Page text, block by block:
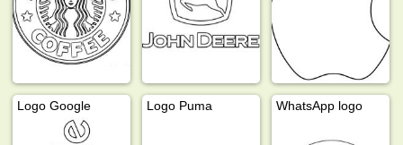
Logo Google Logo Puma WhatsApp logo